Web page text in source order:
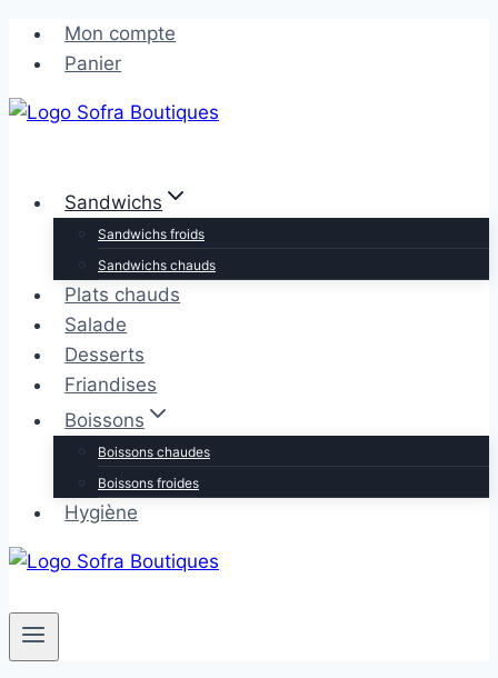
Aller
contenu
Aller
contenu
Mon compte
Panier
Sandwichs
Sandwichs froids
Sandwichs chauds
Plats chauds
Salade
Desserts
Friandises
Boissons
Boissons chaudes
Boissons froides
Hygiène